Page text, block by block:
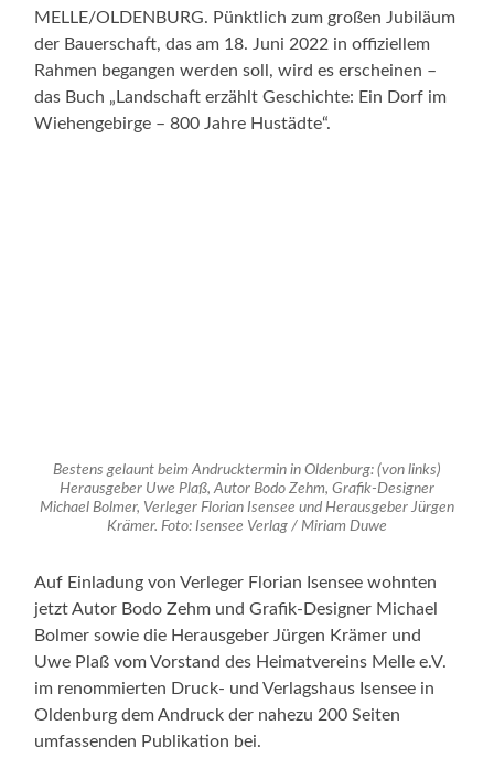
MELLE/OLDENBURG. Pünktlich zum großen Jubiläum
der Bauerschaft, das am 18. Juni 2022 in offiziellem
Rahmen begangen werden soll, wird es erscheinen –
das Buch „Landschaft erzählt Geschichte: Ein Dorf im
Wiehengebirge – 800 Jahre Hustädte“.
Bestens gelaunt beim Andrucktermin in Oldenburg: (von links)
Herausgeber Uwe Plaß, Autor Bodo Zehm, Grafik-Designer
Michael Bolmer, Verleger Florian Isensee und Herausgeber Jürgen
Krämer. Foto: Isensee Verlag / Miriam Duwe
Auf Einladung von Verleger Florian Isensee wohnten
jetzt Autor Bodo Zehm und Grafik-Designer Michael
Bolmer sowie die Herausgeber Jürgen Krämer und
Uwe Plaß vom Vorstand des Heimatvereins Melle e.V.
im renommierten Druck- und Verlagshaus Isensee in
Oldenburg dem Andruck der nahezu 200 Seiten
umfassenden Publikation bei.